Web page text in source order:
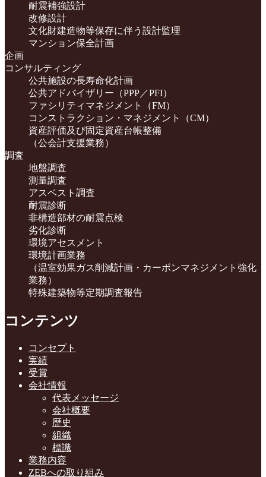
耐震補強設計
改修設計
文化財建造物等保存に伴う設計監理
マンション保全計画
企画
コンサルティング
公共施設の長寿命化計画
公共アドバイザリー（PPP／PFI）
ファシリティマネジメント（FM）
コンストラクション・マネジメント（CM）
資産評価及び固定資産台帳整備
（公会計支援業務）
調査
地盤調査
測量調査
アスベスト調査
耐震診断
非構造部材の耐震点検
劣化診断
環境アセスメント
環境計画業務
（温室効果ガス削減計画・カーボンマネジメント強化
業務）
特殊建築物等定期調査報告
コンテンツ
コンセプト
実績
受賞
会社情報
代表メッセージ
会社概要
歴史
組織
標識
業務内容
ZEBへの取り組み